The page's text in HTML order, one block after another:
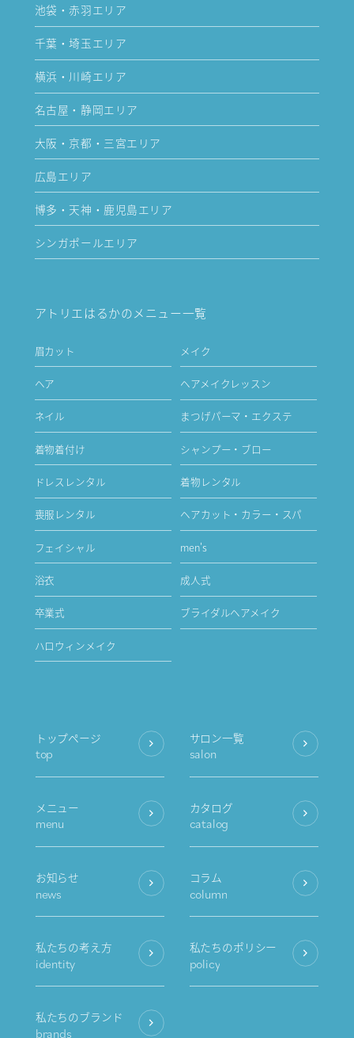
池袋・赤羽エリア
千葉・埼玉エリア
横浜・川崎エリア
名古屋・静岡エリア
大阪・京都・三宮エリア
広島エリア
博多・天神・鹿児島エリア
シンガポールエリア
アトリエはるかのメニュー一覧
眉カット メイク
ヘア ヘアメイクレッスン
ネイル まつげパーマ・エクステ
着物着付け シャンプー・ブロー
ドレスレンタル 着物レンタル
喪服レンタル ヘアカット・カラー・スパ
フェイシャル men's
浴衣 成人式
卒業式 ブライダルヘアメイク
ハロウィンメイク
トップページ
top
サロン一覧
salon
メニュー
menu
カタログ
catalog
お知らせ
news
コラム
column
私たちの考え方
identity
私たちのポリシー
policy
私たちのブランド
brands